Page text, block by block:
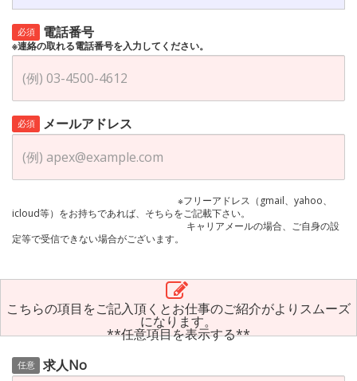
必須 電話番号
※連絡の取れる電話番号を入力してください。
必須 メールアドレス
※フリーアドレス（gmail、yahoo、
icloud等）をお持ちであれば、そちらをご記載下さい。
キャリアメールの場合、ご自身の設
定等で受信できない場合がございます。
こちらの項目をご記入頂くとお仕事のご紹介がよりスムーズ
になります。
**任意項目を表示する**
任意 求人No